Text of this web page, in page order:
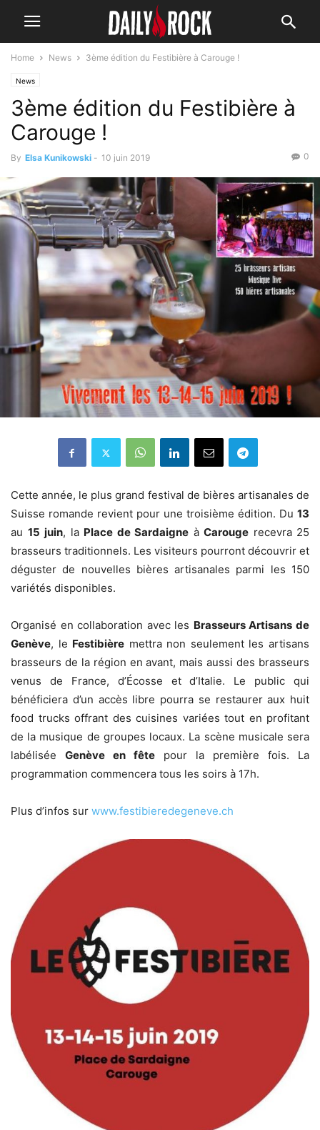
Home News 3ème édition du Festibière à Carouge !
News
3ème édition du Festibière à
Carouge !
By Elsa Kunikowski - 10 juin 2019 0
Cette année, le plus grand festival de bières artisanales de
Suisse romande revient pour une troisième édition. Du 13
au 15 juin, la Place de Sardaigne à Carouge recevra 25
brasseurs traditionnels. Les visiteurs pourront découvrir et
déguster de nouvelles bières artisanales parmi les 150
variétés disponibles.
Organisé en collaboration avec les Brasseurs Artisans de
Genève, le Festibière mettra non seulement les artisans
brasseurs de la région en avant, mais aussi des brasseurs
venus de France, d’Écosse et d’Italie. Le public qui
bénéficiera d’un accès libre pourra se restaurer aux huit
food trucks offrant des cuisines variées tout en profitant
de la musique de groupes locaux. La scène musicale sera
labélisée Genève en fête pour la première fois. La
programmation commencera tous les soirs à 17h.
Plus d’infos sur www.festibieredegeneve.ch